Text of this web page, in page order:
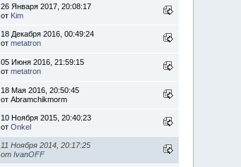
26 Января 2017, 20:08:17
от Kim
18 Декабря 2016, 00:49:24
отmetatron
05 Июня 2016, 21:59:15
отmetatron
18 Мая 2016, 20:50:45
от Abramchikmorm
10 Ноября 2015, 20:40:23
отOnkel
11 Ноября 2014, 20:17:25
отIvanOFF